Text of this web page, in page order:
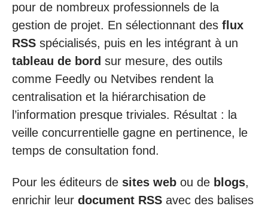
pour de nombreux professionnels de la
gestion de projet. En sélectionnant des flux
RSS spécialisés, puis en les intégrant à un
tableau de bord sur mesure, des outils
comme Feedly ou Netvibes rendent la
centralisation et la hiérarchisation de
l’information presque triviales. Résultat : la
veille concurrentielle gagne en pertinence, le
temps de consultation fond.
Pour les éditeurs de sites web ou de blogs,
enrichir leur document RSS avec des balises